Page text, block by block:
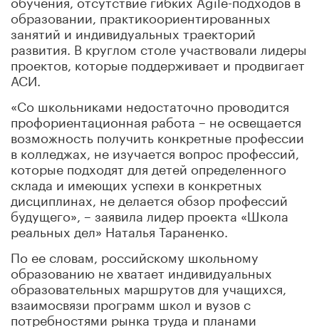
образовании, практикоориентированных
занятий и индивидуальных траекторий
развития. В круглом столе участвовали лидеры
проектов, которые поддерживает и продвигает
АСИ.
«Со школьниками недостаточно проводится
профориентационная работа – не освещается
возможность получить конкретные профессии
в колледжах, не изучается вопрос профессий,
которые подходят для детей определенного
склада и имеющих успехи в конкретных
дисциплинах, не делается обзор профессий
будущего», – заявила лидер проекта «Школа
реальных дел» Наталья Тараненко.
По ее словам, российскому школьному
образованию не хватает индивидуальных
образовательных маршрутов для учащихся,
взаимосвязи программ школ и вузов с
потребностями рынка труда и планами